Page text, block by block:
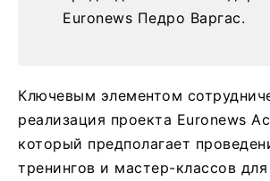
Euronews Педро Варгас.
Ключевым элементом
реализация проекта Euronews
который предполагает
тренингов и мастер-классов